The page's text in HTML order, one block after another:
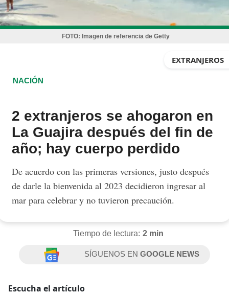
FOTO: Imagen de referencia de Getty
EXTRANJEROS
NACIÓN
2 extranjeros se ahogaron en
La Guajira después del fin de
año; hay cuerpo perdido
De acuerdo con las primeras versiones, justo después
de darle la bienvenida al 2023 decidieron ingresar al
mar para celebrar y no tuvieron precaución.
Tiempo de lectura: 2 min
SÍGUENOS ENGOOGLE NEWS
Escucha el artículo